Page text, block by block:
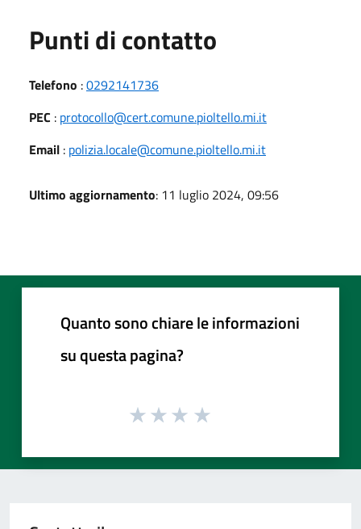
Punti di contatto
Telefono :0292141736
PEC : protocollo@cert.comune.pioltello.mi.it
Email : polizia.locale@comune.pioltello.mi.it
Ultimo aggiornamento: 11 luglio 2024, 09:56
Quanto sono chiare le informazioni
su questa pagina?